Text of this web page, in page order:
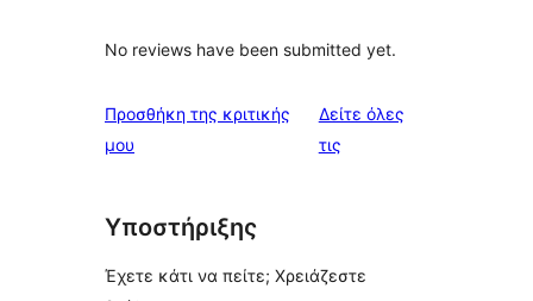
No reviews have been submitted yet.
Προσθήκη της κριτικής
μου
Δείτε όλες
τιςκριτικές
Υποστήριξης
Έχετε κάτι να πείτε; Χρειάζεστε